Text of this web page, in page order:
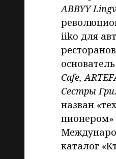
ABBYY
iiko для
Cafe,
Сестры
назван
пионером»
каталог